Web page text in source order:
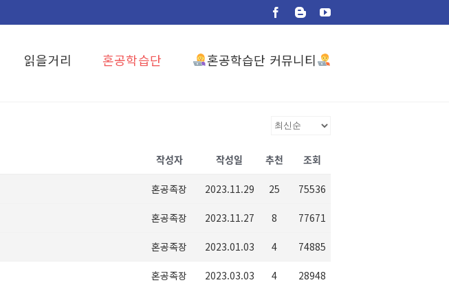
Facebook
BloggerYouTube
읽을거리 혼공학습단 혼공학습단 커뮤니티
작성자 작성일 추천 조회
혼공족장 2023.11.29 25 75536
혼공족장 2023.11.27 8 77671
혼공족장 2023.01.03 4 74885
혼공족장 2023.03.03 4 28948